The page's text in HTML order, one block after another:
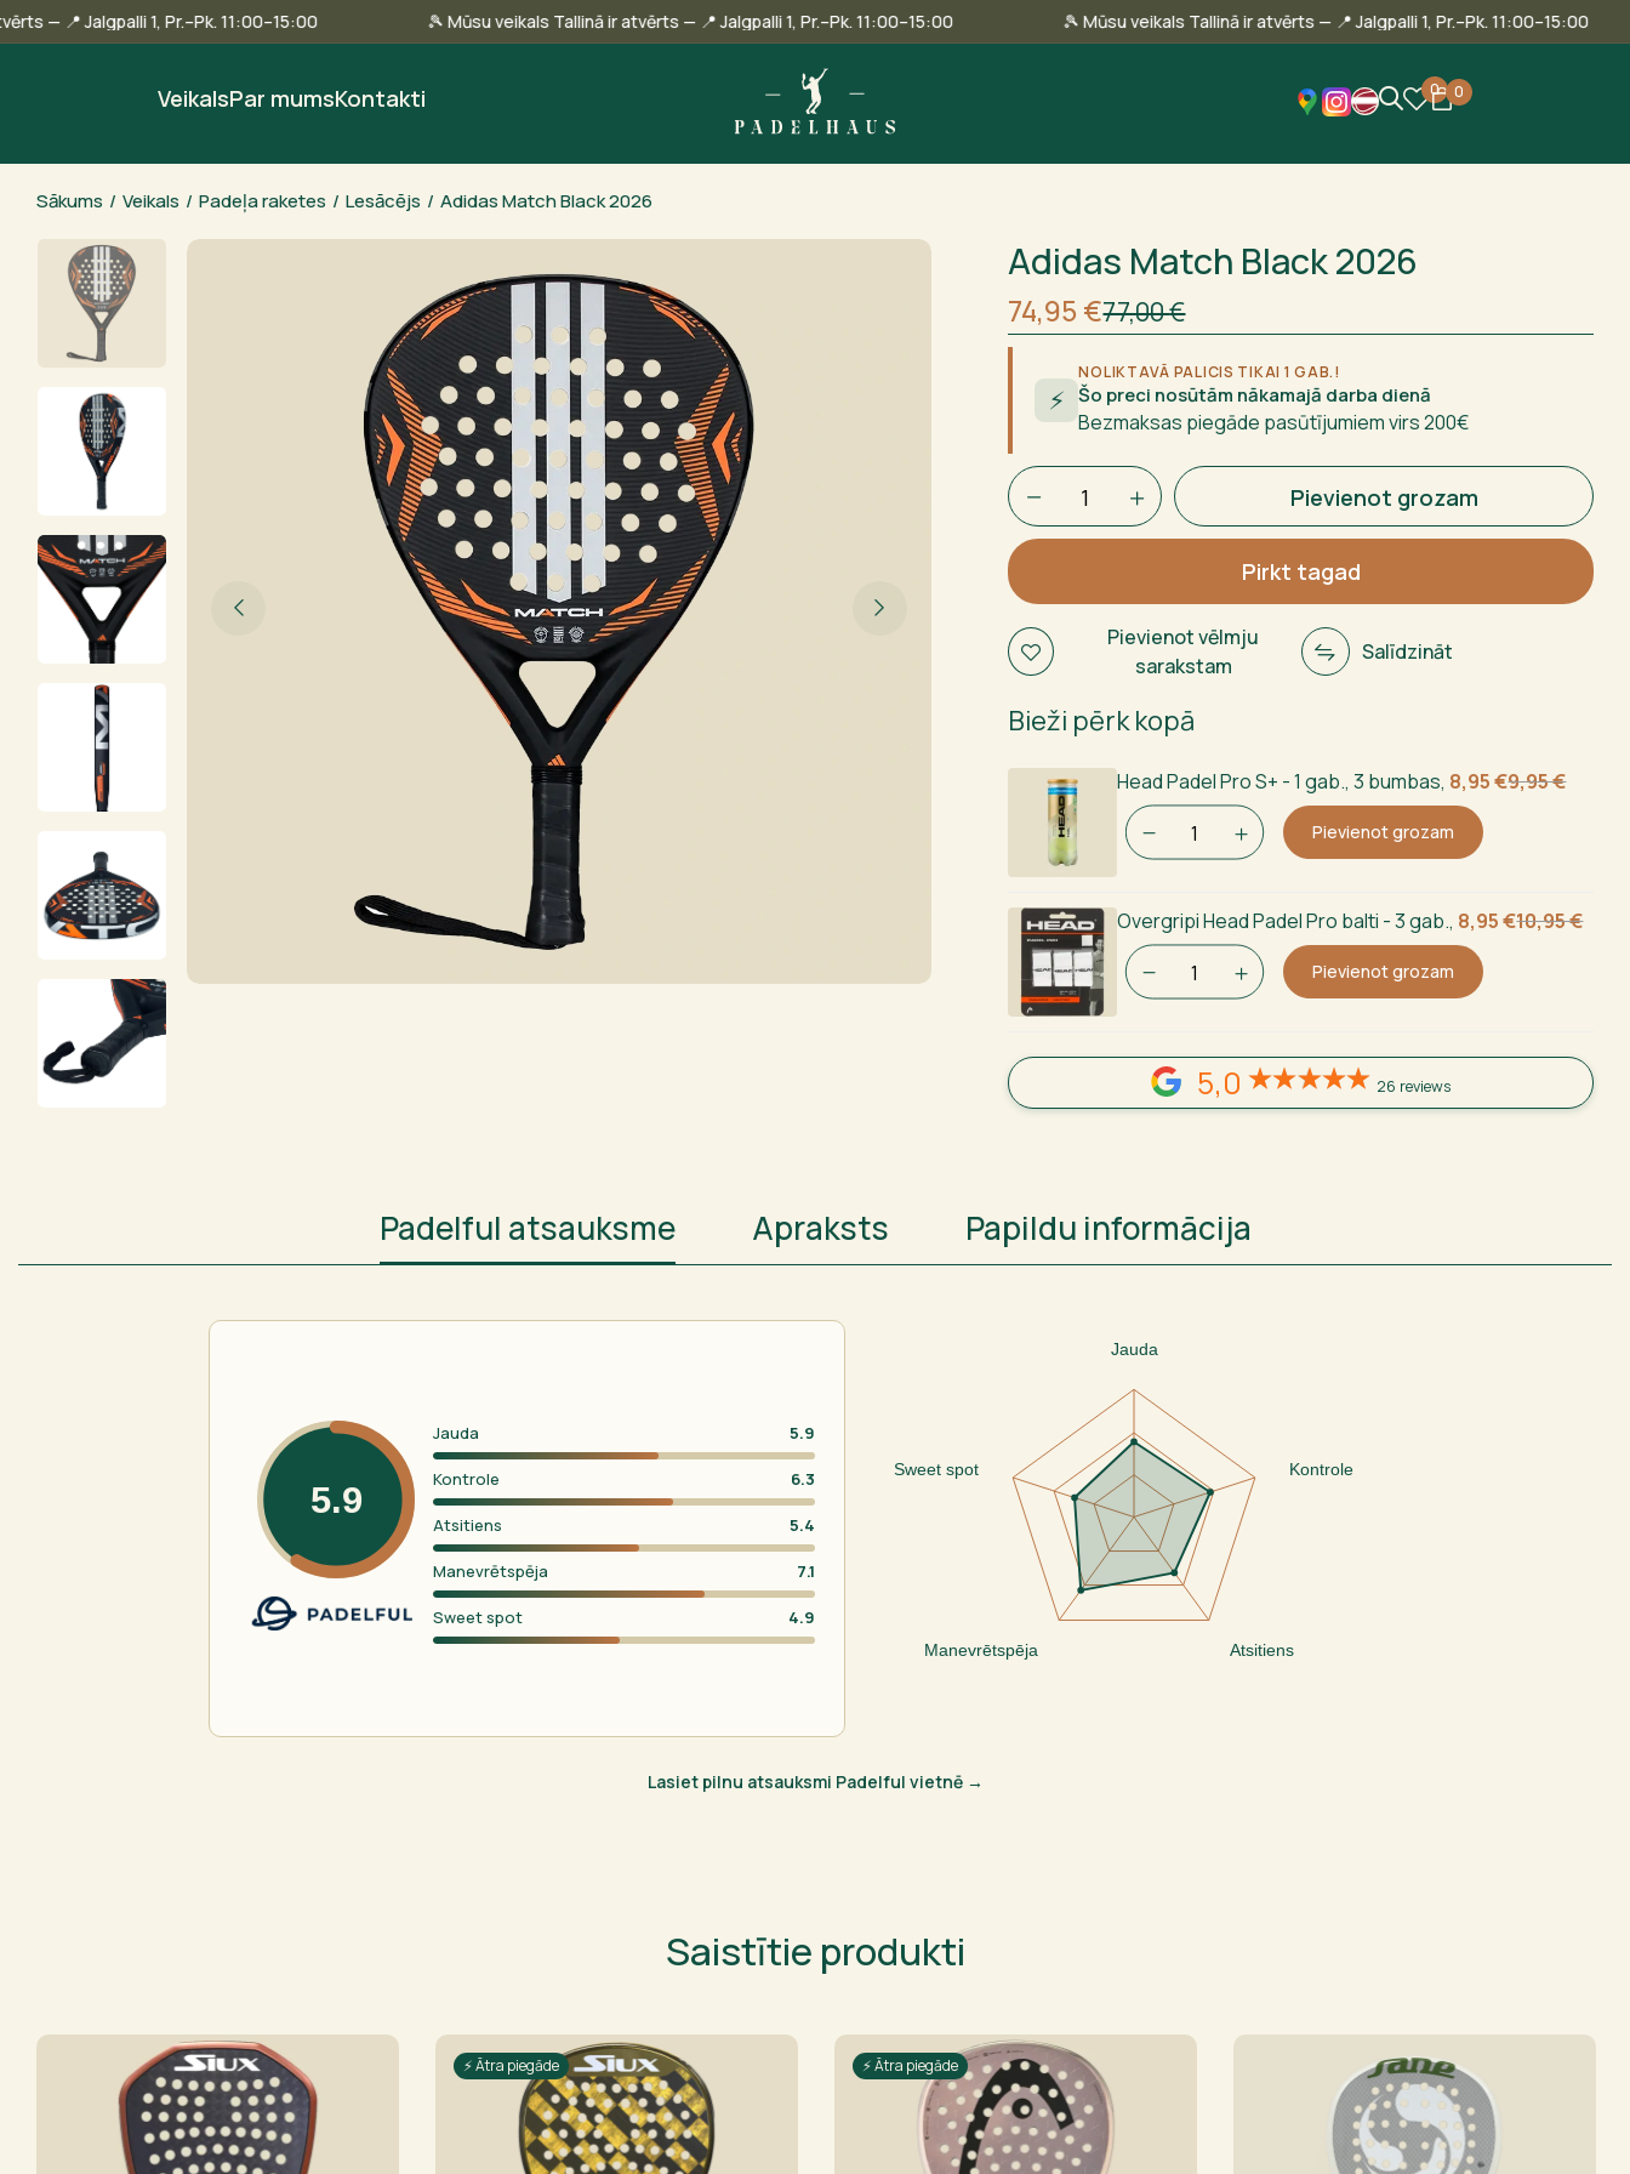
ir atvērts — 📍 Jalgpalli 1, Pr.–Pk. 11:00–15:00 🎾 Mūsu veikals Tallinā ir atvērts — 📍 Jalgpalli 1, Pr.–Pk. 11:00–15:00 🎾 Mūsu veikals Tallinā ir atvērts — 📍 Jalgpalli 1, Pr.–Pk.
VeikalsPar mumsKontakti 0 0
Sākums / Veikals / Padeļa raketes / Lesācējs / Adidas Match Black 2026
Adidas Match Black 2026
77,00€
Sākotnējā
cena
bija:
77,00 €.
74,95 €
Current
price
is:74,95 €.
⚡
NOLIKTAVĀ PALICIS TIKAI 1 GAB.!
Šo preci nosūtām nākamajā darba dienā
Bezmaksas piegāde pasūtījumiem virs 200€
Adidas
Match
Black
2026
daudzums
Pievienot grozam
Pirkt tagad
Pievienot vēlmju
sarakstam
Salīdzināt
Bieži pērk kopā
Head Padel Pro S+ - 1 gab., 3 bumbas, 9,95€
Sākotnējā
cena
bija:
9,95 €.
8,95€
Current
price
is:
8,95 €.
Pievienot grozam
Overgripi Head Padel Pro balti - 3 gab., 10,95€
Sākotnējā
cena
bija:
10,95 €.
8,95€
Current
price
8,95 €.
Pievienot grozam
5,0 26 reviews
Padelful atsauksme Apraksts Papildu informācija
5.9
Jauda 5.9
Kontrole 6.3
Atsitiens 5.4
Manevrētspēja 7.1
Sweet spot 4.9
Jauda
Kontrole
Atsitiens
Manevrētspēja
Sweet spot
Lasiet pilnu atsauksmi Padelful vietnē →
Saistītie produkti
⚡ Ātra piegāde ⚡ Ātra piegāde